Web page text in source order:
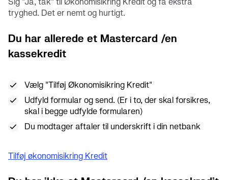
tryghed. Det er nemt og hurtigt.
Du har allerede et Mastercard /en
kassekredit
Vælg "Tilføj Økonomisikring Kredit"
Udfyld formular og send. (Er i to, der skal forsikres,
skal i begge udfylde formularen)
Du modtager aftaler til underskrift i din netbank
Tilføj økonomisikring Kredit